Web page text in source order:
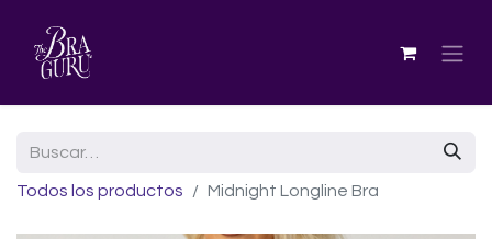
Todos los productos Midnight Longline Bra